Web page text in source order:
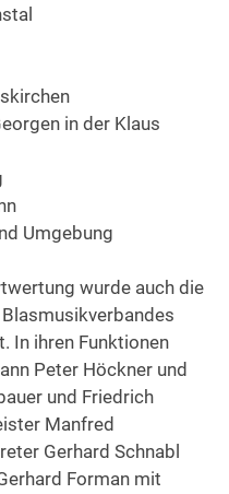
in der Klaus
Umgebung
wurde auch die
In ihren Funktionen
Peter Höckner und
und Friedrich
Manfred
Gerhard Schnabl
Forman mit